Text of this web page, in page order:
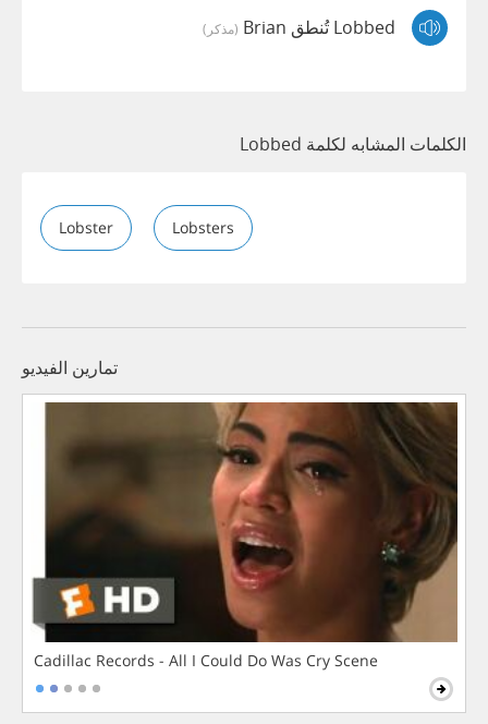
Lobbed تُنطق Brian (مذكر)
الكلمات المشابه لكلمة Lobbed
Lobster Lobsters
تمارين الفيديو
Cadillac Records - All I Could Do Was Cry Scene